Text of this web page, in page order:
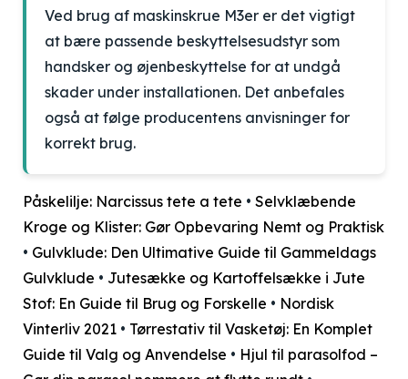
Ved brug af maskinskrue M3er er det vigtigt
at bære passende beskyttelsesudstyr som
handsker og øjenbeskyttelse for at undgå
skader under installationen. Det anbefales
også at følge producentens anvisninger for
korrekt brug.
Påskelilje: Narcissus tete a tete • Selvklæbende
Kroge og Klister: Gør Opbevaring Nemt og Praktisk
• Gulvklude: Den Ultimative Guide til Gammeldags
Gulvklude • Jutesække og Kartoffelsække i Jute
Stof: En Guide til Brug og Forskelle • Nordisk
Vinterliv 2021 • Tørrestativ til Vasketøj: En Komplet
Guide til Valg og Anvendelse • Hjul til parasolfod –